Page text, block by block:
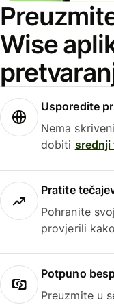
Wise
Usporedite
Nema
dobiti srednji
Pratite
Pohranite
provjerili
Potpuno
Preuzmite u